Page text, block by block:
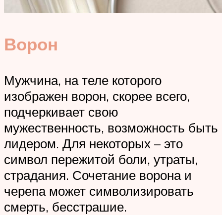
Ворон
Мужчина, на теле которого
изображен ворон, скорее всего,
подчеркивает свою
мужественность, возможность быть
лидером. Для некоторых – это
символ пережитой боли, утраты,
страдания. Сочетание ворона и
черепа может символизировать
смерть, бесстрашие.